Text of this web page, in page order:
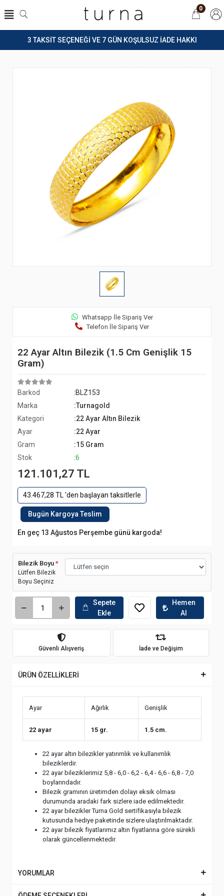
3 TAKSİT SEÇENEĞİ VE 7 GÜN KOŞULSUZ İADE HAKKI
0
Whatsapp İle Sipariş Ver
Telefon İle Sipariş Ver
22 Ayar Altın Bilezik (1.5 Cm Genişlik 15
Gram)
Barkod
:BLZ153
Marka
:Turnagold
Kategori
:22 Ayar Altın Bilezik
Ayar
:22 Ayar
Gram
:15 Gram
Stok
:6
121.101,27 TL
43.467,28 TL 'den başlayan taksitlerle
Bugün Kargoya Teslim
En geç 13 Ağustos Perşembe günü kargoda!
Bilezik Boyu *
Lütfen Bilezik
Boyu Seçiniz
Sepete
Ekle
Hemen
Al
Güvenli Alışveriş İade ve Değişim
ÜRÜN ÖZELLİKLERİ
Ayar Ağırlık Genişlik
22 ayar 15 gr. 1.5 cm.
22 ayar altın bilezikler yatırımlık ve kullanımlık
bileziklerdir.
22 ayar bileziklerimiz 5,8 - 6,0 - 6,2 - 6,4 - 6,6 - 6,8 - 7,0
boylarındadır.
Bilezik gramının üretimden dolayı eksik olması
durumunda aradaki fark sizlere iade edilmektedir.
22 ayar bilezikler Turna Gold sertifikasıyla bilezik
kutusunda hediye paketinde sizlere ulaştırılmaktadır.
22 ayar bilezik fiyatlarımız altın fiyatlarına göre sürekli
olarak güncellenmektedir.
YORUMLAR